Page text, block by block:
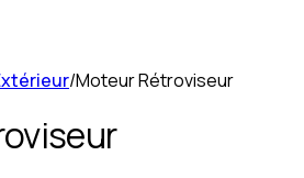
/Moteur Rétroviseur